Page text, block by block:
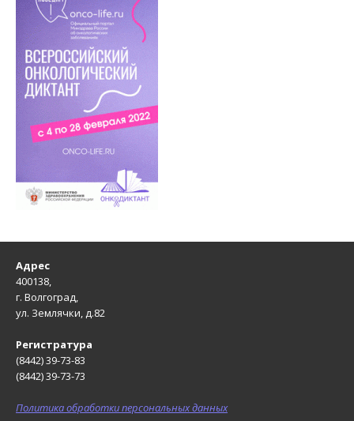
Адрес
400138,
г. Волгоград,
ул. Землячки, д.82
Регистратура
(8442) 39-73-83
(8442) 39-73-73
Политика обработки персональных данных